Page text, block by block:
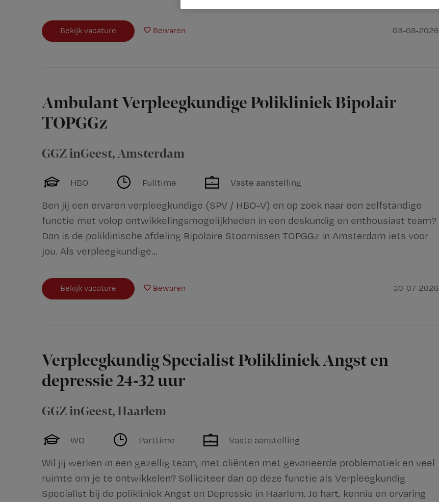
Bekijk vacature Bewaren 03-08-2026
Ambulant Verpleegkundige Polikliniek Bipolair
TOPGGz
GGZ inGeest,Amsterdam
HBO Fulltime Vaste aanstelling
Ben jij een ervaren verpleegkundige (SPV / HBO-V) en op zoek naar een zelfstandige
functie met volop ontwikkelingsmogelijkheden in een deskundig en enthousiast team?
Dan is de poliklinische afdeling Bipolaire Stoornissen TOPGGz in Amsterdam iets voor
jou. Als verpleegkundige...
Bekijk vacature Bewaren 30-07-2026
Verpleegkundig Specialist Polikliniek Angst en
depressie 24-32 uur
GGZ inGeest, Haarlem
WO Parttime Vaste aanstelling
Wil jij werken in een gezellig team, met cliënten met gevarieerde problematiek en veel
ruimte om je te ontwikkelen? Solliciteer dan op deze functie als Verpleegkundig
Specialist bij de polikliniek Angst en Depressie in Haarlem. Je hart, kennis en ervaring